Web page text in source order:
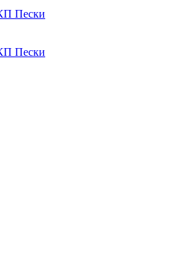
Пески
Пески